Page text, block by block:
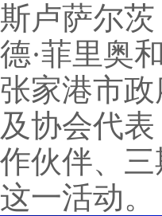
斯卢萨尔茨
德·菲里奥
张家港市
及协会代
作伙伴、
这一活动。